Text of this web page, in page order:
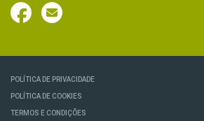
POLÍTICA DE PRIVACIDADE
POLÍTICA DE COOKIES
TERMOS E CONDIÇÕES